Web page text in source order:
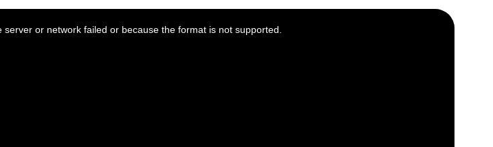
or network failed or because the format is not supported.